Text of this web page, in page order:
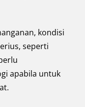
kondisi
seperti
apabila untuk